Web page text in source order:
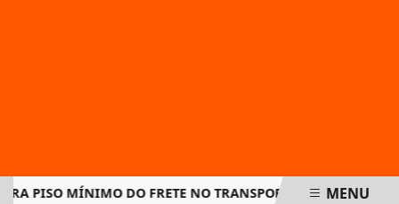
PISO MÍNIMO DO FRETE NO TRANSPORTE DE CARGAS E
MENU